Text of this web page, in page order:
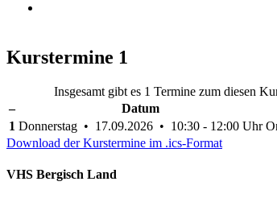
Kurstermine 1
Insgesamt gibt es 1 Termine zum diesen
–
Datum
1 Donnerstag • 17.09.2026 • 10:30 - 12:00 Uhr
Download der Kurstermine im .ics-Format
VHS Bergisch Land